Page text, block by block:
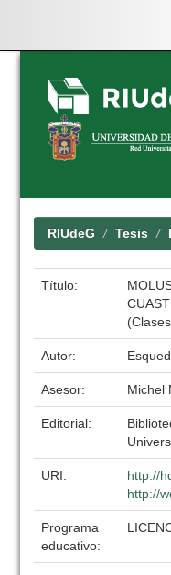
Skip
navigation
RIUdeG Tesis
Título:
Autor:
Asesor: Michel
Editorial:
URI:
http://
http://
Programa
educativo: